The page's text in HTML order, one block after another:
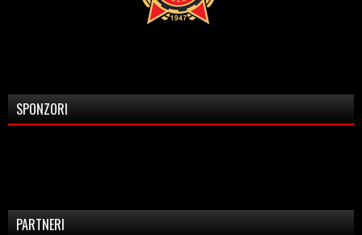
SPONZORI
PARTNERI